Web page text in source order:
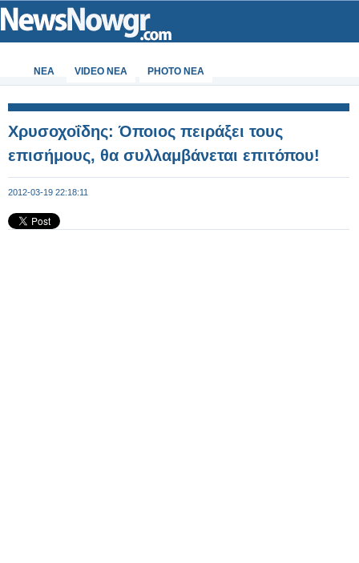
ΝΕΑ VIDEO NEA PHOTO NEA
Χρυσοχοΐδης: Όποιος πειράξει τους
επισήμους, θα συλλαμβάνεται επιτόπου!
2012-03-19 22:18:11